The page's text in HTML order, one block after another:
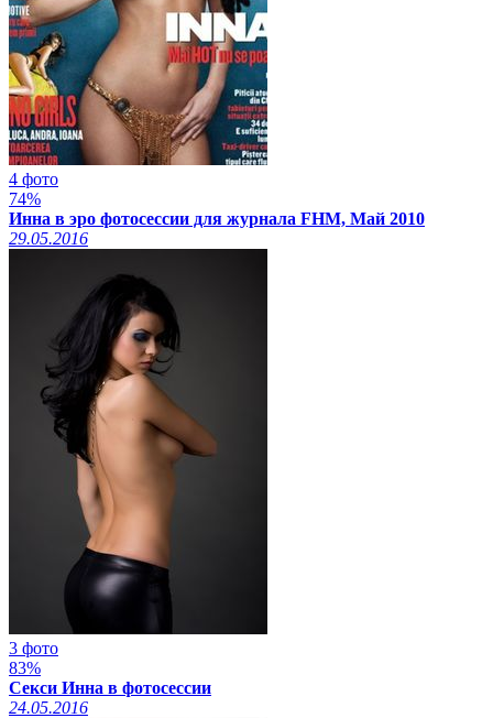
4 фото
74%
Инна в эро фотосессии для журнала FHM, Май 2010
29.05.2016
3 фото
83%
Секси Инна в фотосессии
24.05.2016